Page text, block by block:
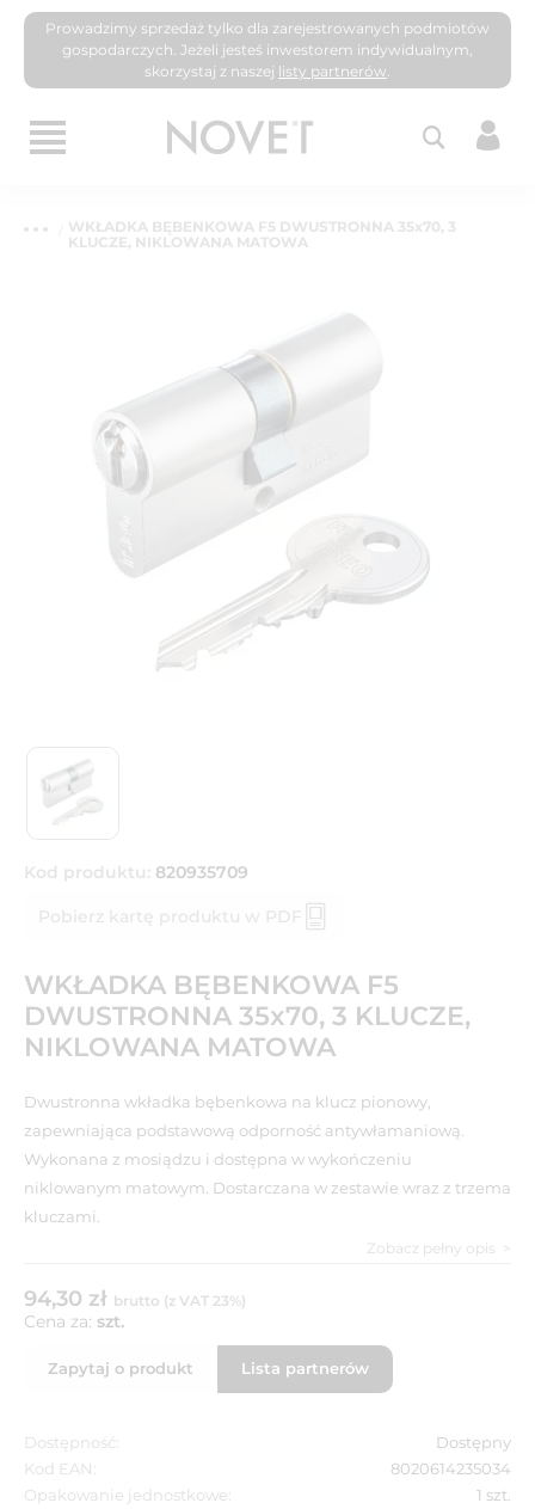
Prowadzimy sprzedaż tylko dla zarejestrowanych podmiotów
gospodarczych. Jeżeli jesteś inwestorem indywidualnym,
skorzystaj z naszej listy partnerów.
WKŁADKA BĘBENKOWA F5 DWUSTRONNA 35x70, 3
KLUCZE, NIKLOWANA MATOWA
Kod produktu: 820935709
Pobierz kartę produktu w PDF
WKŁADKA BĘBENKOWA F5
DWUSTRONNA 35x70, 3 KLUCZE,
NIKLOWANA MATOWA
Dwustronna wkładka bębenkowa na klucz pionowy,
zapewniająca podstawową odporność antywłamaniową.
Wykonana z mosiądzu i dostępna w wykończeniu
niklowanym matowym. Dostarczana w zestawie wraz z trzema
kluczami.
Zobacz pełny opis
94,30 zł brutto (z VAT 23%)
Cena za: szt.
Zapytaj o produkt Lista partnerów
Dostępność:
Dostępny
Kod EAN:
8020614235034
Opakowanie jednostkowe:
1 szt.